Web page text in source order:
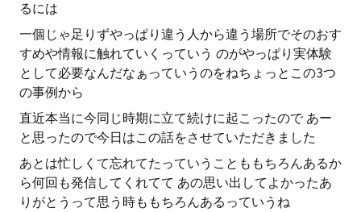
るには
一個じゃ足りずやっぱり違う人から違う場所でそのおす
すめや情報に触れていくっていう のがやっぱり実体験
として必要なんだなぁっていうのをねちょっとこの3つ
の事例から
直近本当に今同じ時期に立て続けに起こったので あー
と思ったので今日はこの話をさせていただきました
あとは忙しくて忘れてたっていうことももちろんあるか
ら何回も発信してくれてて あの思い出してよかったあ
りがとうって思う時ももちろんあるっていうね